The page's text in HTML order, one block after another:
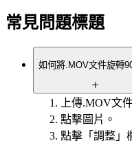
常見問題標題
如何將.MOV文件旋轉
上傳.MOV文
點擊圖片。
點擊「調整」